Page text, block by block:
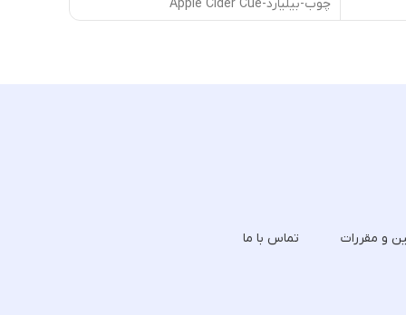
چوب-بیلیارد-Apple Cider Cue
و مقررات تماس با ما